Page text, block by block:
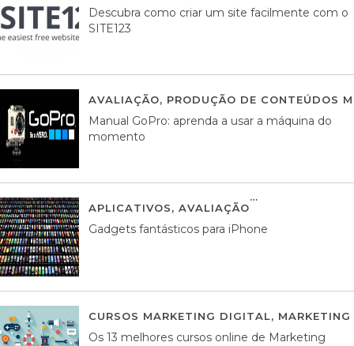
Descubra como criar um site facilmente com o
SITE123
AVALIAÇÃO, PRODUÇÃO DE CONTEÚDOS
Manual GoPro: aprenda a usar a máquina do
momento
APLICATIVOS, AVALIAÇÃO
Gadgets fantásticos para iPhone
CURSOS MARKETING DIGITAL,
Os 13 melhores cursos online de Marketing